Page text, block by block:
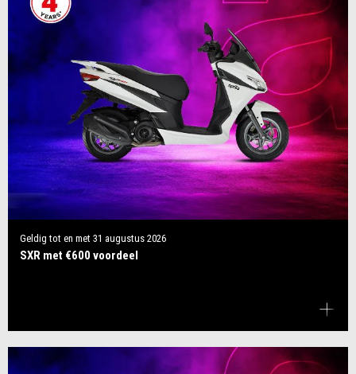
Geldig tot en met 31 augustus 2026
SXR met €600 voordeel